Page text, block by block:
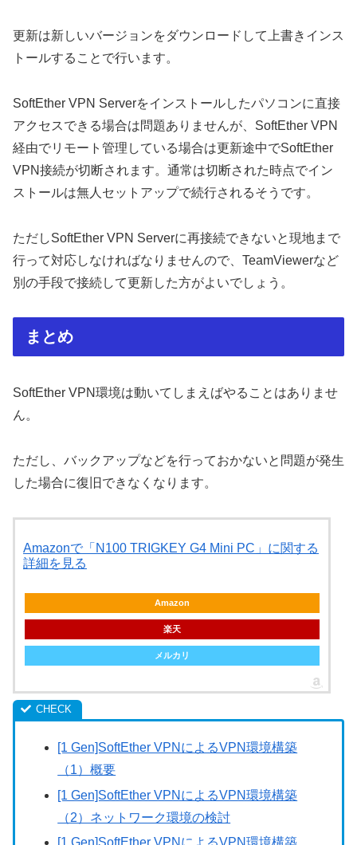
更新は新しいバージョンをダウンロードして上書きインス
トールすることで行います。
SoftEther VPN Serverをインストールしたパソコンに直接
アクセスできる場合は問題ありませんが、SoftEther VPN
経由でリモート管理している場合は更新途中でSoftEther
VPN接続が切断されます。通常は切断された時点でイン
ストールは無人セットアップで続行されるそうです。
ただしSoftEther VPN Serverに再接続できないと現地まで
行って対応しなければなりませんので、TeamViewerなど
別の手段で接続して更新した方がよいでしょう。
まとめ
SoftEther VPN環境は動いてしまえばやることはありませ
ん。
ただし、バックアップなどを行っておかないと問題が発生
した場合に復旧できなくなります。
Amazonで「N100 TRIGKEY G4 Mini PC」に関する
詳細を見る
Amazon
楽天
メルカリ
[1 Gen]SoftEther VPNによるVPN環境構築
（1）概要
[1 Gen]SoftEther VPNによるVPN環境構築
（2）ネットワーク環境の検討
[1 Gen]SoftEther VPNによるVPN環境構築